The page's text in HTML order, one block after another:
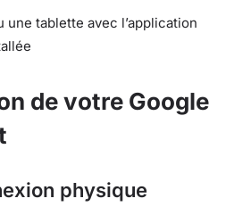
une tablette avec l’application
de votre Google
physique